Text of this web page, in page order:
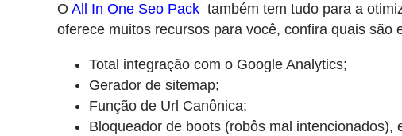
O All In One Seo Pack também tem tudo para a
oferece muitos recursos para você, confira quais são
Total integração com o Google Analytics;
Gerador de sitemap;
Função de Url Canônica;
Bloqueador de boots (robôs mal